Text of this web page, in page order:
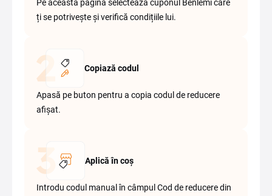
Pe această pagină selectează cuponul Benlemi care
ți se potrivește și verifică condițiile lui.
Copiază codul
Apasă pe buton pentru a copia codul de reducere
afișat.
Aplică în coș
Introdu codul manual în câmpul Cod de reducere din